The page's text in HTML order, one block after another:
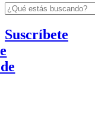
Suscríbete